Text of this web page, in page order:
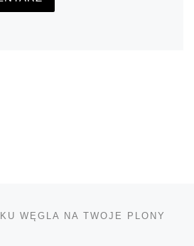
WĘGLA NA TWOJE PLONY